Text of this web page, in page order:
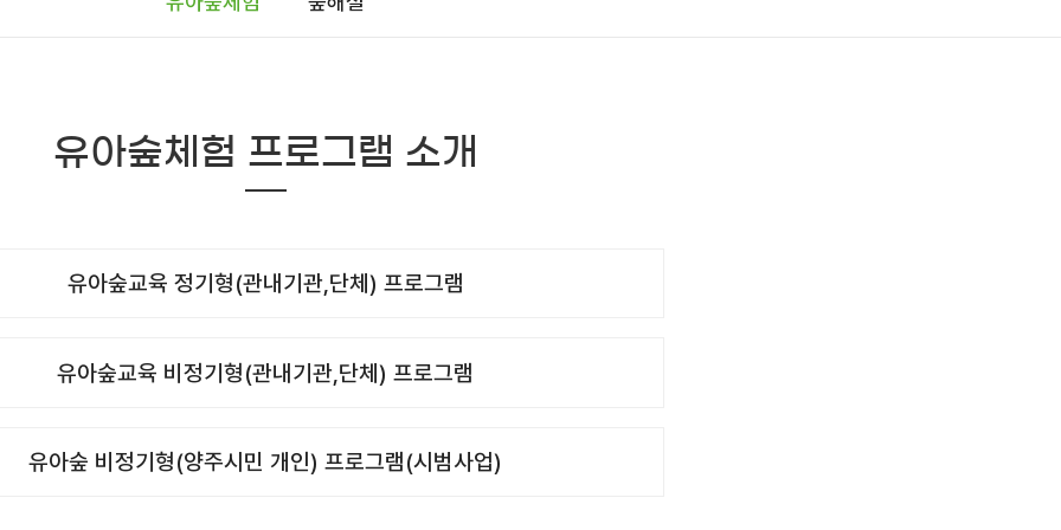
유아숲체험 프로그램 소개
유아숲교육 정기형(관내기관,단체) 프로그램
유아숲교육 비정기형(관내기관,단체) 프로그램
유아숲 비정기형(양주시민 개인) 프로그램(시범사업)